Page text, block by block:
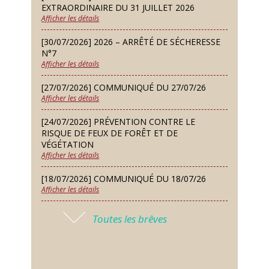
lure house)
Dimanche 13 Sep
Repas de fouées
Lundi 14 Sep
Conseil municipal du 14 septembre
2026
Jeudi 24 Sep
Permanence des Architectes des
Bâtiments de France
Samedi 26 Sep
Concours de palets
Vendredi 09 Oct
Soirée des nouveaux habitants
EXTRAORDINAIRE DU 31 JUILLET 2026
Afficher les détails
[30/07/2026] 2026 – ARRÊTÉ DE SÉCHERESSE
N°7
Afficher les détails
[27/07/2026] COMMUNIQUÉ DU 27/07/26
Afficher les détails
[24/07/2026] PRÉVENTION CONTRE LE
RISQUE DE FEUX DE FORÊT ET DE
VÉGÉTATION
Afficher les détails
[18/07/2026] COMMUNIQUÉ DU 18/07/26
Afficher les détails
[17/07/2026] 2026 – ARRÊTÉ DE SÉCHERESSE
Toutes les brêves